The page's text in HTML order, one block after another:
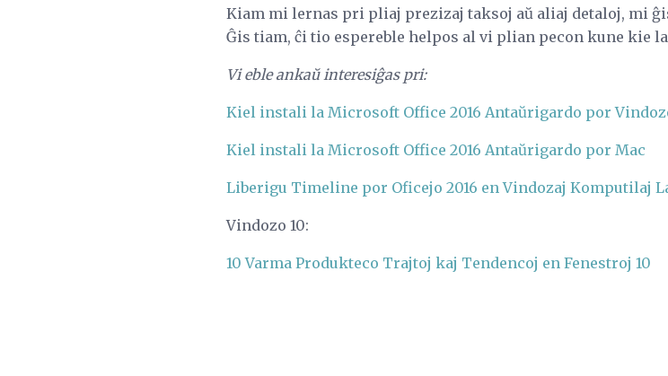
Kiam mi lernas pri pliaj prezizaj taksoj aŭ aliaj detaloj, mi
Ĝis tiam, ĉi tio espereble helpos al vi plian pecon kune kie
Vi eble ankaŭ interesiĝas pri:
Kiel instali la Microsoft Office 2016 Antaŭrigardo por
Kiel instali la Microsoft Office 2016 Antaŭrigardo por Mac
Liberigu Timeline por Oficejo 2016 en Vindozaj Komputilaj
Vindozo 10:
10 Varma Produkteco Trajtoj kaj Tendencoj en Fenestroj 10